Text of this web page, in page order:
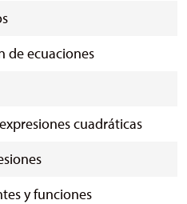
de ecuaciones
cuadráticas
y funciones